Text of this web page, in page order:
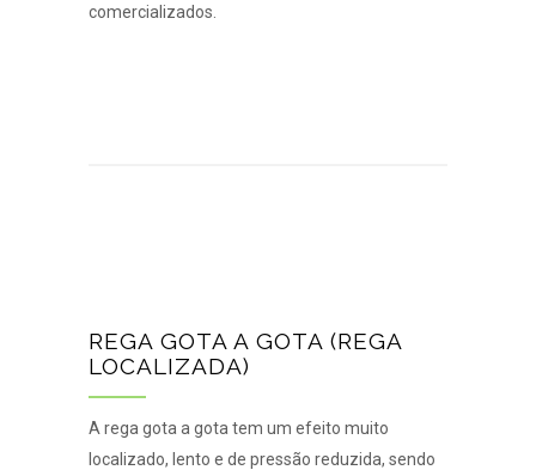
comercializados.
REGA GOTA A GOTA (REGA
LOCALIZADA)
A rega gota a gota tem um efeito muito
localizado, lento e de pressão reduzida, sendo